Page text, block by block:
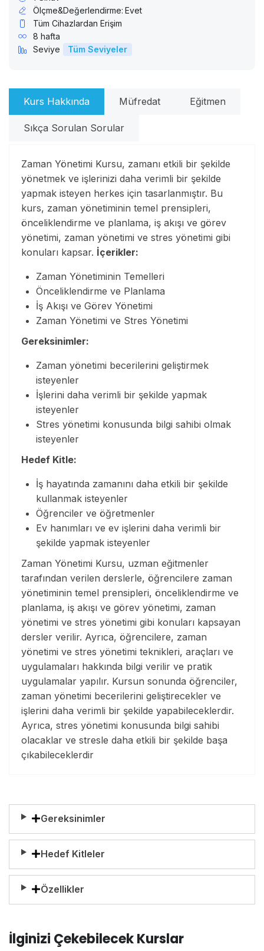
Kurs Hakkında Müfredat Eğitmen
Sıkça Sorulan Sorular
Zaman Yönetimi Kursu, zamanı etkili bir şekilde
yönetmek ve işlerinizi daha verimli bir şekilde
yapmak isteyen herkes için tasarlanmıştır. Bu
kurs, zaman yönetiminin temel prensipleri,
önceliklendirme ve planlama, iş akışı ve görev
yönetimi, zaman yönetimi ve stres yönetimi gibi
konuları kapsar. İçerikler:
Zaman Yönetiminin Temelleri
Önceliklendirme ve Planlama
İş Akışı ve Görev Yönetimi
Zaman Yönetimi ve Stres Yönetimi
Gereksinimler:
Zaman yönetimi becerilerini geliştirmek
isteyenler
İşlerini daha verimli bir şekilde yapmak
isteyenler
Stres yönetimi konusunda bilgi sahibi olmak
isteyenler
Hedef Kitle:
İş hayatında zamanını daha etkili bir şekilde
kullanmak isteyenler
Öğrenciler ve öğretmenler
Ev hanımları ve ev işlerini daha verimli bir
şekilde yapmak isteyenler
Zaman Yönetimi Kursu, uzman eğitmenler
tarafından verilen derslerle, öğrencilere zaman
yönetiminin temel prensipleri, önceliklendirme ve
planlama, iş akışı ve görev yönetimi, zaman
yönetimi ve stres yönetimi gibi konuları kapsayan
dersler verilir. Ayrıca, öğrencilere, zaman
yönetimi ve stres yönetimi teknikleri, araçları ve
uygulamaları hakkında bilgi verilir ve pratik
uygulamalar yapılır. Kursun sonunda öğrenciler,
zaman yönetimi becerilerini geliştirecekler ve
işlerini daha verimli bir şekilde yapabileceklerdir.
Ayrıca, stres yönetimi konusunda bilgi sahibi
olacaklar ve stresle daha etkili bir şekilde başa
çıkabileceklerdir
Gereksinimler
Hedef Kitleler
Özellikler
Ölçme&Değerlendirme: Evet
Tüm Cihazlardan Erişim
8 hafta
Seviye
Tüm Seviyeler
İlginizi Çekebilecek Kurslar